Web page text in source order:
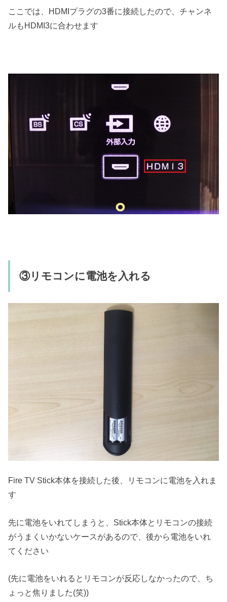
ここでは、HDMIプラグの3番に接続したので、チャンネ
ルもHDMI3に合わせます
③リモコンに電池を入れる
Fire TV Stick本体を接続した後、リモコンに電池を入れま
す
先に電池をいれてしまうと、Stick本体とリモコンの接続
がうまくいかないケースがあるので、後から電池をいれ
てください
(先に電池をいれるとリモコンが反応しなかったので、ち
ょっと焦りました(笑))